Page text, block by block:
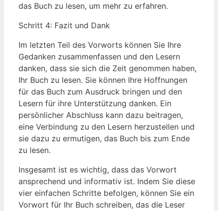
das Buch zu lesen, um mehr zu erfahren.
Schritt 4: Fazit ⁢und Dank
Im letzten ‌Teil des ‌Vorworts ⁢können Sie ‍Ihre
Gedanken zusammenfassen und den Lesern
danken, dass sie sich die Zeit genommen haben,
Ihr Buch zu lesen. Sie können Ihre​ Hoffnungen
für das Buch zum Ausdruck bringen und den
Lesern für ihre Unterstützung danken. Ein
‍persönlicher Abschluss kann⁤ dazu beitragen,
eine Verbindung zu den Lesern herzustellen und
sie⁢ dazu‍ zu ermutigen, das Buch bis zum⁢ Ende
zu lesen.
Insgesamt ist es wichtig,⁢ dass das Vorwort
ansprechend und informativ ist. Indem Sie diese
vier einfachen ​Schritte befolgen, können Sie ein
Vorwort für ‍Ihr Buch schreiben, das die Leser